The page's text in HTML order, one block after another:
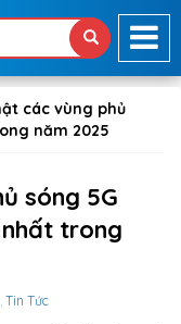
các vùng phủ
năm 2025
sóng 5G
trong
, Tin Tức